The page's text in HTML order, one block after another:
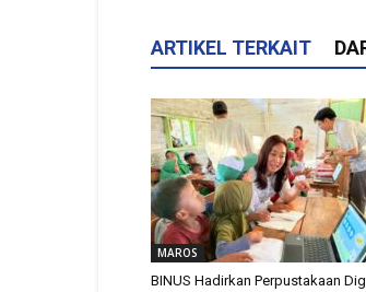
ARTIKEL TERKAIT
MAROS
BINUS Hadirkan Perpustakaan